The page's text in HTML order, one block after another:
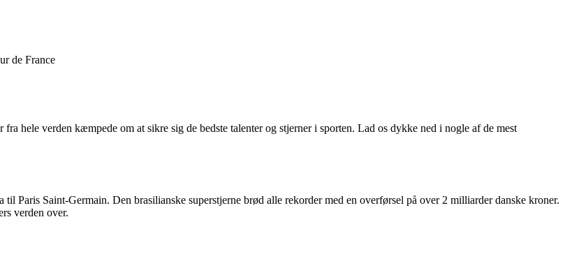
de France
hele verden kæmpede om at sikre sig de bedste talenter og stjerner i sporten. Lad os dykke ned i nogle af de mest
Paris Saint-Germain. Den brasilianske superstjerne brød alle rekorder med en overførsel på over 2 milliarder danske kroner.
verden over.